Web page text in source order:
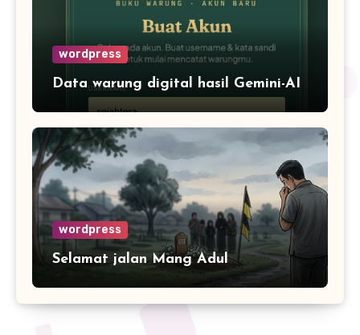
wordpress
Data warung digital hasil Gemini-AI
wordpress
Selamat jalan Mang Adul